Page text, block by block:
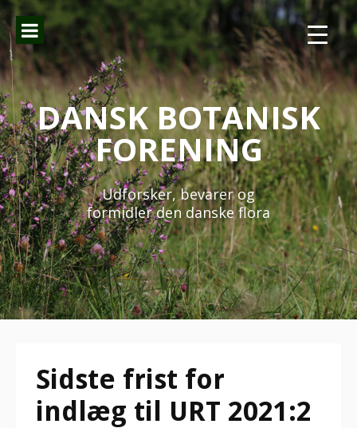
Spring
til
indhold
DANSK BOTANISK
FORENING
Udforsker, bevarer og
formidler den danske flora
Sidste frist for
indlæg til URT 2021:2